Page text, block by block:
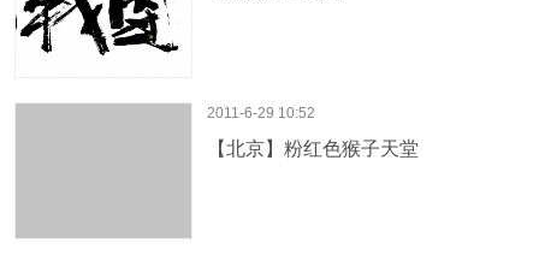
2011-6-29 10:52
【北京】粉红色猴子天堂